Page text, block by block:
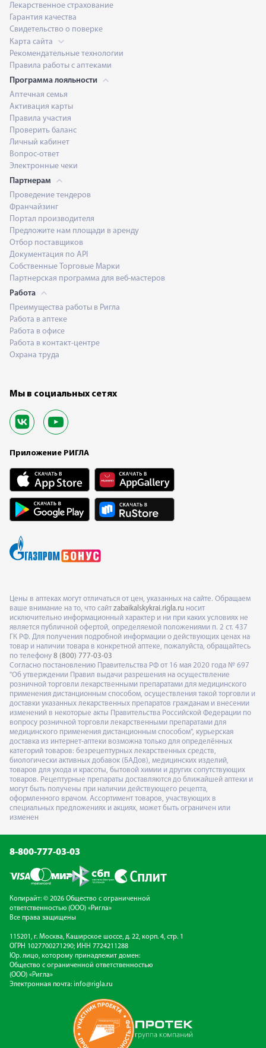
Лекарственное страхование
Гарантия качества
Свидетельство о поверке
Карта сайта
Рекомендательные технологии
Правила работы с аптеками
Программа лояльности
Аптечная семья
Активация карты
Правила участия
Проверить баланс
Личный кабинет
Вопрос-ответ
Электронные чеки
Партнерам
Проведение тендеров
Франчайзинг
Портал производителя
Предложите нам площади в аренду
Отбор поставщиков
Документация по API
Собственные Торговые Марки
Партнерская программа для веб-мастеров
Работа
Преимущества работы в Ригла
Работа в аптеке
Работа в офисе
Работа в контакт-центре
Охрана труда
Мы в социальных сетях
Приложение РИГЛА
Цены в аптеках могут отличаться от цен, указанных на сайте. Обращаем
ваше внимание на то, что сайт zabaikalskykrai.rigla.ru носит
исключительно информационный характер и ни при каких условиях не
является публичной офертой, определяемой положениями п. 2 ст. 437
ГК РФ. Для получения подробной информации о действующих ценах на
товар и наличии товара в конкретной аптеке, пожалуйста, обращайтесь
по телефону 8 (800) 777-03-03
Согласно постановлению Правительства РФ от 16 мая 2020 года № 697
"Об утверждении Правил выдачи разрешения на осуществление
розничной торговли лекарственными препаратами для медицинского
применения дистанционным способом, осуществления такой торговли и
доставки указанных лекарственных препаратов гражданам и внесении
изменений в некоторые акты Правительства Российской Федерации по
вопросу розничной торговли лекарственными препаратами для
медицинского применения дистанционным способом", курьерская
доставка из интернет-аптеки возможна только для определённых
категорий товаров: безрецептурных лекарственных средств,
биологически активных добавок (БАДов), медицинских изделий,
товаров для ухода и красоты, бытовой химии и других сопутствующих
товаров. Рецептурные препараты доставляются до ближайшей аптеки и
могут быть получены при наличии действующего рецепта,
оформленного врачом. Ассортимент товаров, участвующих в
специальных предложениях и акциях, может быть ограничен или
изменен
8-800-777-03-03
Копирайт: © 2026 Общество с ограниченной
ответственностью (ООО) «Ригла»
Все права защищены
115201, г. Москва, Каширское шоссе, д. 22, корп. 4, стр. 1
ОГРН 1027700271290; ИНН 7724211288
Юр. лицо, которому принадлежит домен:
Общество с ограниченной ответственностью
(ООО) «Ригла»
Электронная почта: info@rigla.ru